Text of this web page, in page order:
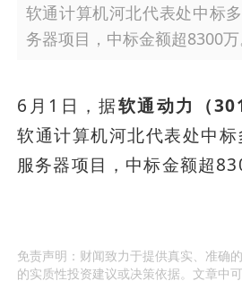
软通计算机河北代表处中标
务器项目，中标金额超8300万
6月1日，据软通动力（
软通计算机河北代表处中
服务器项目，中标金额超
免责声明：财闻致力于提供真实、准确
的实质性投资建议或决策依据。文章中